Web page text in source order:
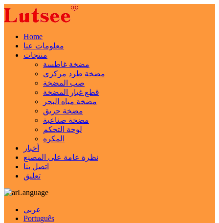
Home
معلومات عنا
منتجات
مضخة غاطسة
مضخة طرد مركزي
صب المضخة
قطع غيار المضخة
مضخة مياه البحر
مضخة حريق
مضخة صناعية
لوحة التحكم
المكره
أخبار
نظرة عامة على المصنع
اتصل بنا
تعليق
Language
عربي
Português